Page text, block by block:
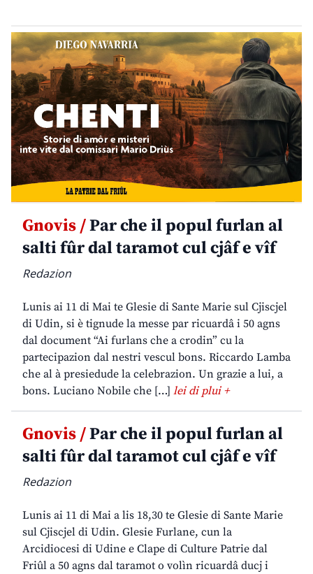
Gnovis /Par che il popul furlan al
salti fûr dal taramot cul cjâf e vîf
Redazion
Lunis ai 11 di Mai te Glesie di Sante Marie sul Cjiscjel
di Udin, si è tignude la messe par ricuardâ i 50 agns
dal document “Ai furlans che a crodin” cu la
partecipazion dal nestri vescul bons. Riccardo Lamba
che al à presiedude la celebrazion. Un grazie a lui, a
bons. Luciano Nobile che […] lei di plui +
Gnovis /Par che il popul furlan al
salti fûr dal taramot cul cjâf e vîf
Redazion
Lunis ai 11 di Mai a lis 18,30 te Glesie di Sante Marie
sul Cjiscjel di Udin. Glesie Furlane, cun la
Arcidiocesi di Udine e Clape di Culture Patrie dal
Friûl a 50 agns dal taramot o volìn ricuardâ ducj i